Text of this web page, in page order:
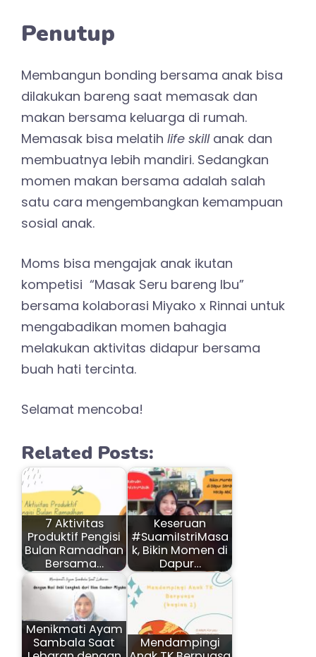
Penutup
Membangun bonding bersama anak bisa
dilakukan bareng saat memasak dan
makan bersama keluarga di rumah.
Memasak bisa melatih life skill anak dan
membuatnya lebih mandiri. Sedangkan
momen makan bersama adalah salah
satu cara mengembangkan kemampuan
sosial anak.
Moms bisa mengajak anak ikutan
kompetisi “Masak Seru bareng Ibu”
bersama kolaborasi Miyako x Rinnai untuk
mengabadikan momen bahagia
melakukan aktivitas didapur bersama
buah hati tercinta.
Selamat mencoba!
Related Posts:
7 Aktivitas
Produktif Pengisi
Bulan Ramadhan
Bersama…
Keseruan
#SuamiIstriMasa
k, Bikin Momen di
Dapur…
Menikmati Ayam
Sambala Saat
Mendampingi